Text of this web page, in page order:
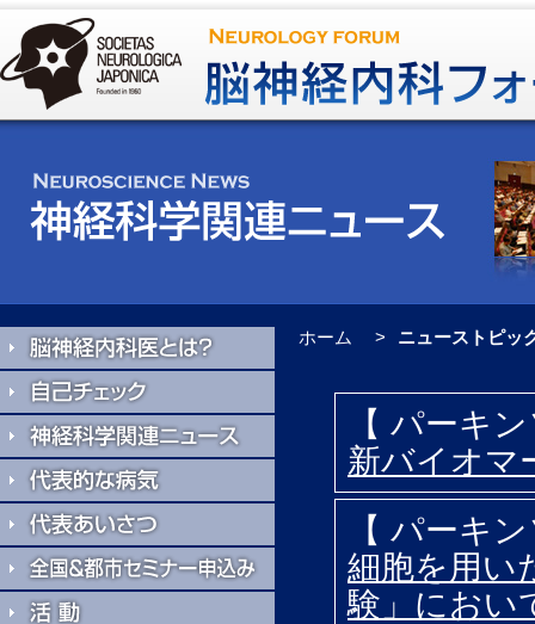
ホーム ニューストピッ
【 パーキ
新バイオマ
【 パーキ
細胞を用い
験」におい